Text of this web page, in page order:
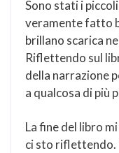
Sono stati i
veramente fatto
brillano scarica
Riflettendo sul
della narrazione
a qualcosa di più
La fine del libro
ci sto riflettendo.